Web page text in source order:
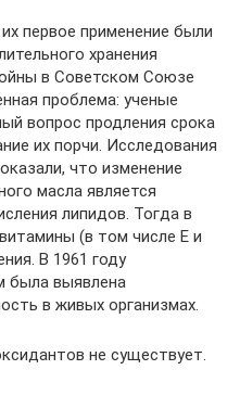
первое применение были
хранения
в Советском Союзе
проблема: ученые
вопрос продления срока
их порчи. Исследования
что изменение
масла является
липидов. Тогда в
(в том числе Е и
В 1961 году
была выявлена
в живых организмах.
не существует.